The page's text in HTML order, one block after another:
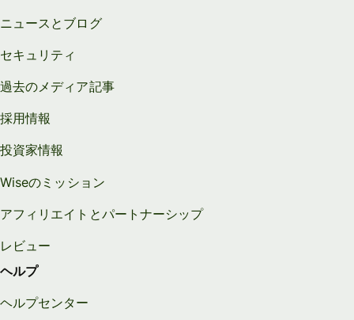
ニュースとブログ
セキュリティ
過去のメディア記事
採用情報
投資家情報
Wiseのミッション
アフィリエイトとパートナーシップ
レビュー
ヘルプ
ヘルプセンター